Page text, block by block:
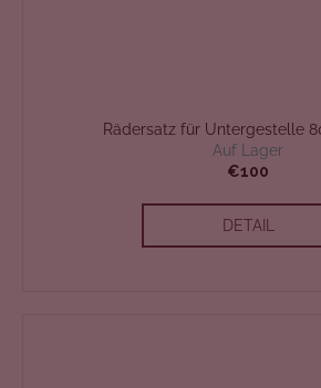
Rädersatz für Untergestelle
Auf Lager
€100
DETAIL